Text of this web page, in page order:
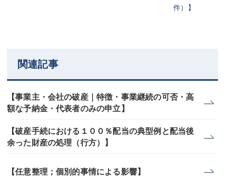
件）】
関連記事
【事業主・会社の破産｜特徴・事業継続の可否・高
額な予納金・代表者のみの申立】
【破産手続における１００％配当の典型例と配当後
余った財産の処理（行方）】
【任意整理；個別的事情による影響】